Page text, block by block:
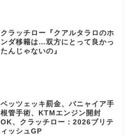
クラッチロー『クアルタラロのホ
ンダ移籍は…双方にとって良かっ
たんじゃないの』
ベッツェッキ罰金、バニャイア手
根管手術、KTMエンジン開封
OK、クラッチロー：2026ブリテ
ィッシュGP